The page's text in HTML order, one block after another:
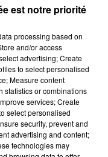
7
dévoilent au gré
:
: MULHOUSE,
BROS, Berlin
Thème :
ET PRODUCTIVE.
est notre priorité
processing based on
and/or access
advertising; Create
to select personalised
Measure content
statistics or combinations
services; Create
select personalised
security, prevent and
advertising and content;
technologies may